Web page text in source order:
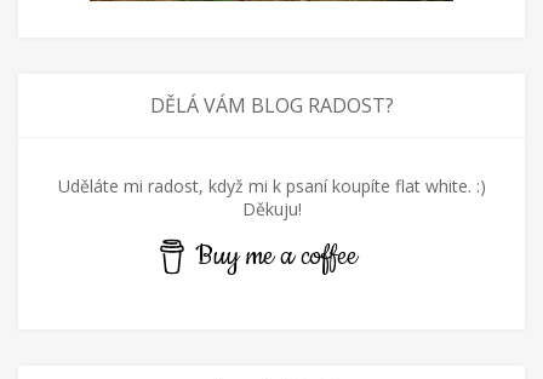
DĚLÁ VÁM BLOG RADOST?
Uděláte mi radost, když mi k psaní koupíte flat white. :)
Děkuju!
Buy me a coffee